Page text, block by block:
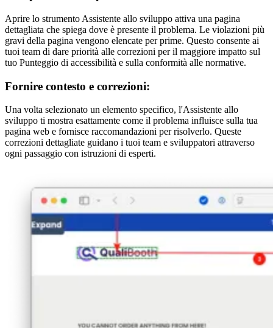
Aprire lo strumento Assistente allo sviluppo attiva una pagina
dettagliata che spiega dove è presente il problema. Le violazioni più
gravi della pagina vengono elencate per prime. Questo consente ai
tuoi team di dare priorità alle correzioni per il maggiore impatto sul
tuo Punteggio di accessibilità e sulla conformità alle normative.
Fornire contesto e correzioni:
Una volta selezionato un elemento specifico, l'Assistente allo
sviluppo ti mostra esattamente come il problema influisce sulla tua
pagina web e fornisce raccomandazioni per risolverlo. Queste
correzioni dettagliate guidano i tuoi team e sviluppatori attraverso
ogni passaggio con istruzioni di esperti.